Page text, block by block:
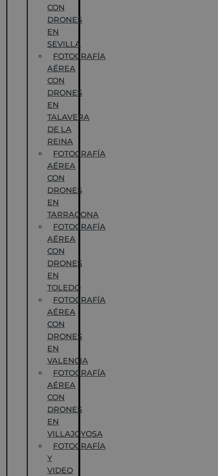
CON
DRONES
EN
SEVILLA
FOTOGRAFÍA
AÉREA
CON
DRONES
EN
TALAVERA
DE LA
REINA
FOTOGRAFÍA
AÉREA
CON
DRONES
EN
TARRAGONA
FOTOGRAFÍA
AÉREA
CON
DRONES
EN
TOLEDO
FOTOGRAFÍA
AÉREA
CON
DRONES
EN
VALENCIA
FOTOGRAFÍA
AÉREA
CON
DRONES
EN
VILLAJOYOSA
FOTOGRAFÍA
Y
VIDEO